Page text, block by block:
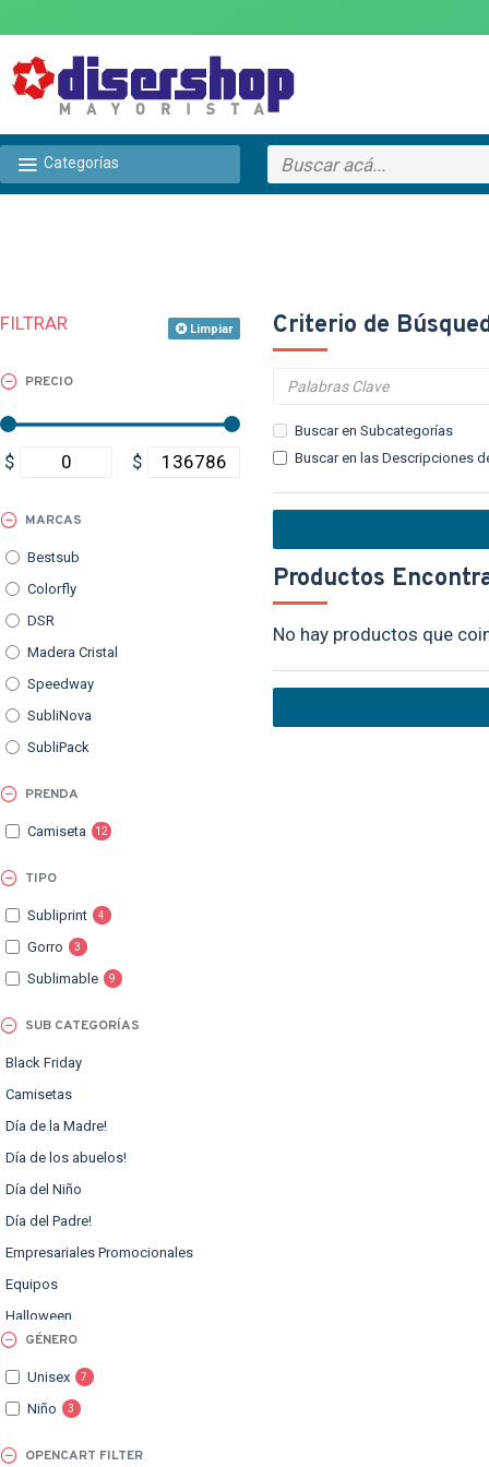
Categorías
FILTRAR Limpiar
PRECIO
$ $
SUB CATEGORÍAS
Black Friday
Camisetas
Día de la Madre!
Día de los abuelos!
Día del Niño
Día del Padre!
Empresariales Promocionales
Equipos
Halloween
Marzo para Emprender
Outlet
Papeles
MARCAS
Bestsub
Colorfly
DSR
Madera Cristal
Speedway
SubliNova
SubliPack
GÉNERO
Unisex 7
Niño 3
OPENCART FILTER
PRENDA
Camiseta 12
TIPO
Subliprint 4
Gorro 3
Sublimable 9
Criterio de
Buscar en Subcategorías
Buscar en las Descripciones
Productos
No hay productos que